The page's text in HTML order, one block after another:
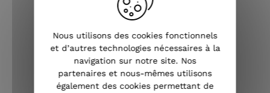
pour femme s’adapte à tous les styles
vestimentaires et peut être porté à
toutes les saisons. Pantalon slim, large,
droit, chino...
VOIR L'ARTICLE
Nous utilisons des cookies fonctionnels
et d’autres technologies nécessaires à la
navigation sur notre site. Nos
partenaires et nous-mêmes utilisons
également des cookies permettant de